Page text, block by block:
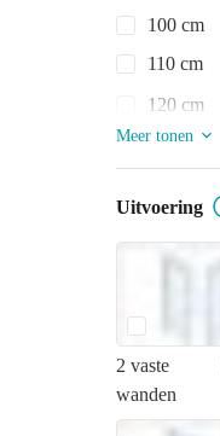
100 cm
110 cm
120 cm
Meer tonen
Uitvoering
2 vaste
wanden